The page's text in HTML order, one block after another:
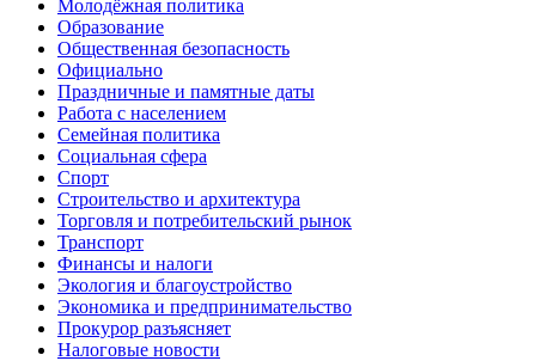
Молодёжная политика
Образование
Общественная безопасность
Официально
Праздничные и памятные даты
Работа с населением
Семейная политика
Социальная сфера
Спорт
Строительство и архитектура
Торговля и потребительский рынок
Транспорт
Финансы и налоги
Экология и благоустройство
Экономика и предпринимательство
Прокурор разъясняет
Налоговые новости